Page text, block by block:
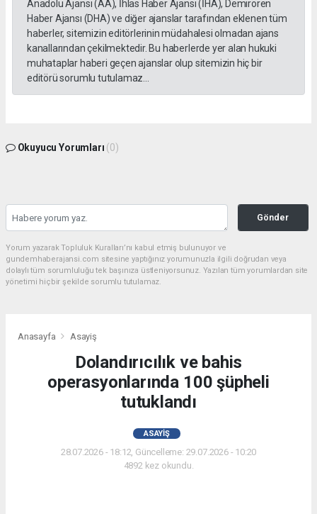
Anadolu Ajansı (AA), İhlas Haber Ajansı (İHA), Demirören
Haber Ajansı (DHA) ve diğer ajanslar tarafından eklenen tüm
haberler, sitemizin editörlerinin müdahalesi olmadan ajans
kanallarından çekilmektedir. Bu haberlerde yer alan hukuki
muhataplar haberi geçen ajanslar olup sitemizin hiç bir
editörü sorumlu tutulamaz...
Okuyucu Yorumları (0)
Gönder
Yorum yazarak Topluluk Kuralları’nı kabul etmiş bulunuyor ve
gundemhaberajansi.com sitesine yaptığınız yorumunuzla ilgili doğrudan veya
dolaylı tüm sorumluluğu tek başınıza üstleniyorsunuz. Yazılan tüm yorumlardan site
yönetimi hiçbir şekilde sorumlu tutulamaz.
Anasayfa Asayiş
Dolandırıcılık ve bahis
operasyonlarında 100 şüpheli
tutuklandı
ASAYIŞ
28.07.2026 - 18:12, Güncelleme: 29.07.2026 - 10:20
4892 kez okundu.